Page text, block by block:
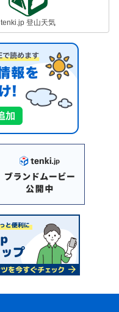
tenki.jp 登山天気